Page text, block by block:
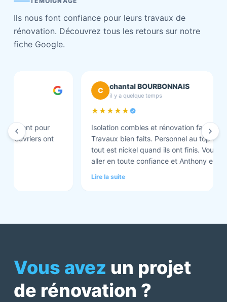
Ils nous font confiance pour leurs travaux de
rénovation. Découvrez tous les retours sur notre
fiche Google.
chantal BOURBONNAIS
il y a quelque temps
Isolation combles et rénovation façade réalisés.
Travaux bien faits. Personnel au top minutieux et
tout est nickel quand ils ont finis. Vous pouvez y
aller en toute confiance et Anthony et Laurent qui
Vous avez un projet
de rénovation ?